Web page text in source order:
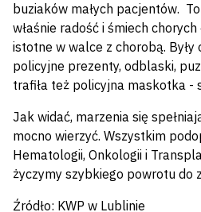
buziaków małych pacjentów.
właśnie radość i śmiech
istotne w walce z chorobą. Były
policyjne prezenty, odblaski,
trafiła też policyjna maskotka -
Jak widać, marzenia się
mocno wierzyć. Wszystkim
Hematologii, Onkologii i
życzymy szybkiego powrotu do
Źródło: KWP w Lublinie